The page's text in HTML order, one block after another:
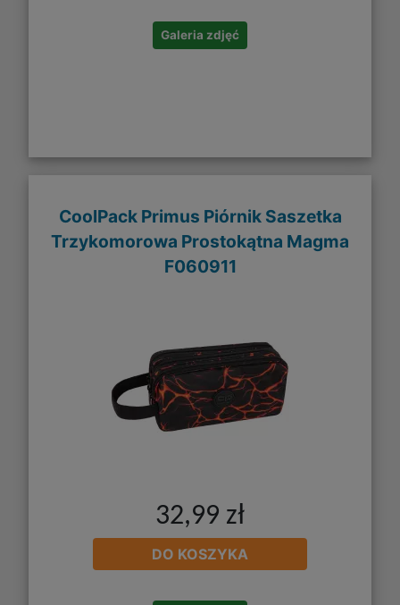
Galeria zdjęć
CoolPack Primus Piórnik Saszetka
Trzykomorowa Prostokątna Magma
F060911
32,99 zł
DO KOSZYKA